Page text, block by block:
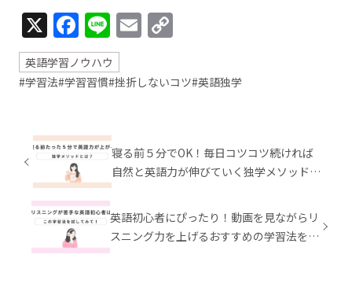
X Facebook
LineEmail
英語学習ノウハウ
#学習法#学習習慣#挫折しないコツ#英語独学
寝る前５分でOK！毎日コツコツ続ければ
自然と英語力が伸びていく独学メソッドと
英語初心者にぴったり！動画を見ながらリ
スニング力を上げるおすすめの学習法を解